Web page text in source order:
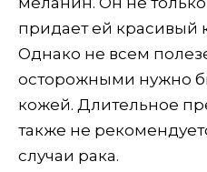
придает ей красивый
Однако не всем
осторожными нужно
кожей. Длительное
также не
случаи рака.